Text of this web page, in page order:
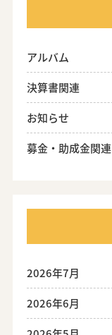
アルバム
決算書関連
お知らせ
募金・助成金関連
2026年7月
2026年6月